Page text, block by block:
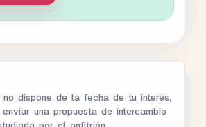
dispone de la fecha de tu interés,
una propuesta de intercambio